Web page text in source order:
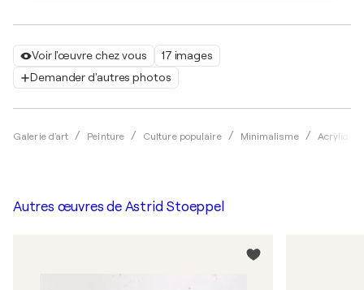
Voir l'œuvre chez vous
17 images
Demander d'autres photos
Galerie d'art Peinture Culture populaire Minimalisme Acrylique
Autres œuvres de Astrid Stoeppel